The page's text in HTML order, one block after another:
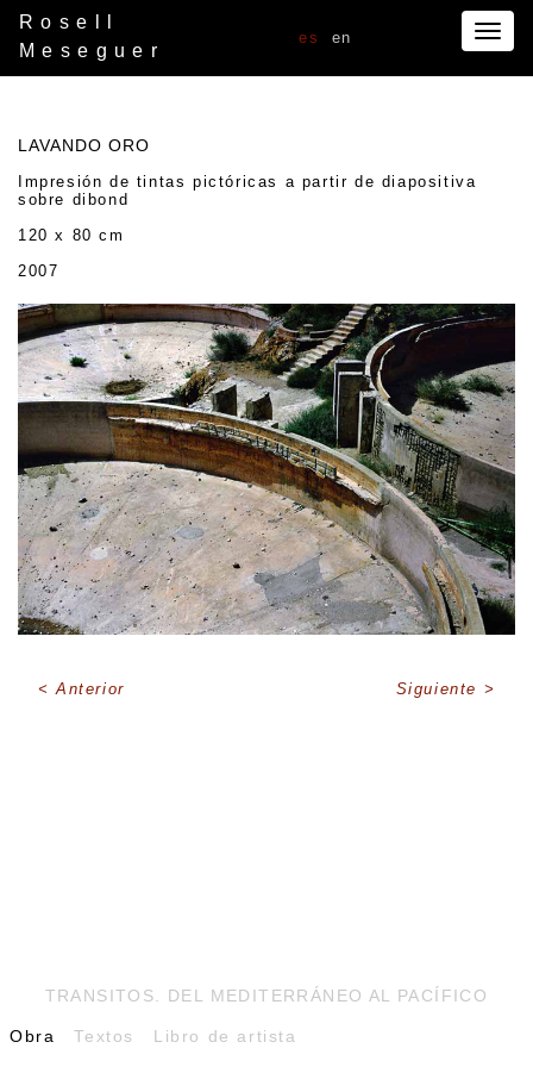
Rosell
Meseguer
es en
TRANSITOS. DEL MEDITERRÁNEO AL PACÍFICO
Obra Textos Libro de artista
LAVANDO ORO
Impresión de tintas pictóricas a partir de diapositiva
sobre dibond
120 x 80 cm
2007
Anterior Siguiente